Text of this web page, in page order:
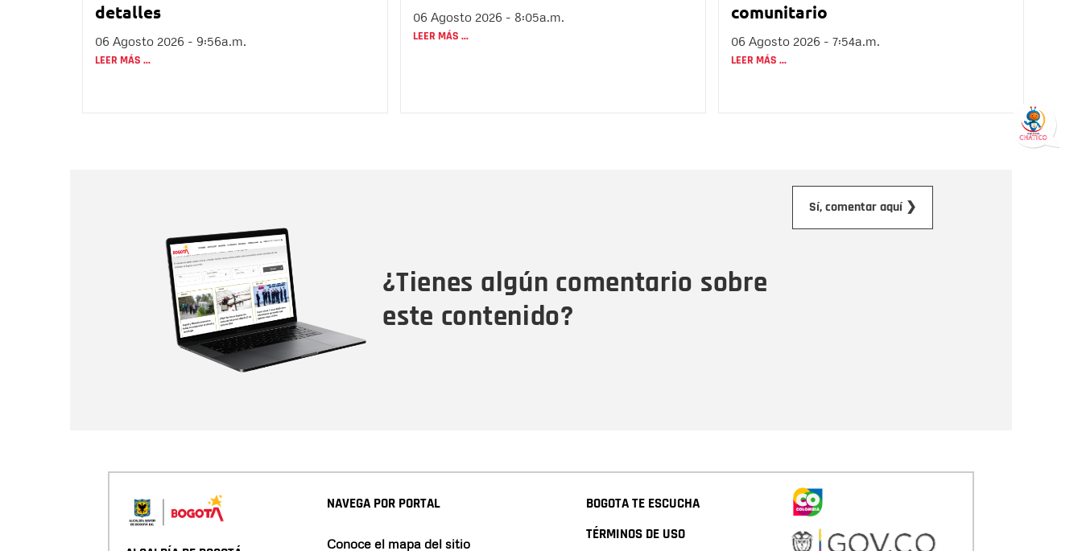
detalles
06 Agosto 2026 - 9:56a.m.
LEER MÁS ...
06 Agosto 2026 - 8:05a.m.
LEER MÁS ...
comunitario
06 Agosto 2026 - 7:54a.m.
LEER MÁS ...
¿Tienes algún comentario sobre
este contenido?
Sí, comentar aquí ❯
NAVEGA POR PORTAL
Conoce el mapa del sitio
BOGOTA TE ESCUCHA
TÉRMINOS DE USO